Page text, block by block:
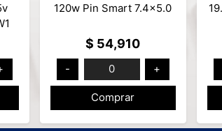
120w Pin Smart 7.4x5.0
$ 54,910
- 0 +
Comprar